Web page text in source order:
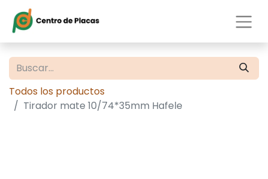
Todos los productos
Tirador mate 10/74*35mm Hafele